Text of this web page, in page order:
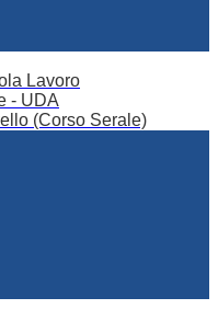
Lavoro
- UDA
(Corso Serale)